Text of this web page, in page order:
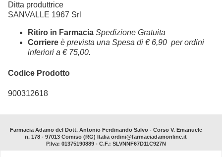
Ditta produttrice
SANVALLE 1967 Srl
Ritiro in Farmacia Spedizione Gratuita
Corriere è prevista una Spesa di € 6,90 per ordini
inferiori a € 75,00.
Codice Prodotto
900312618
Farmacia Adamo del Dott. Antonio Ferdinando Salvo - Corso V. Emanuele
n. 178 - 97013 Comiso (RG) Italia ordini@farmaciadamonline.it
P.Iva: 01375190889 - C.F.: SLVNNF67D11C927N